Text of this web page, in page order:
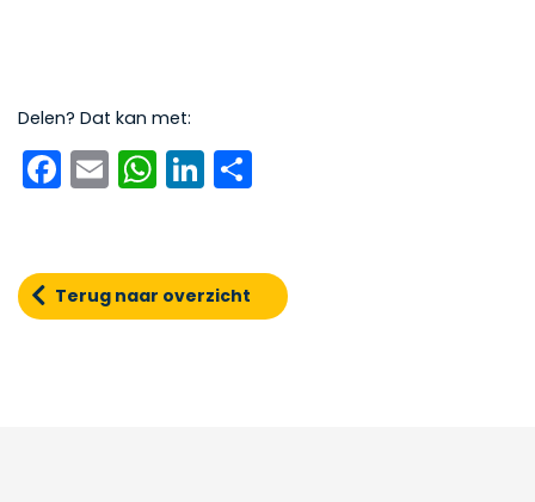
Delen? Dat kan met:
Facebook
EmailWhatsApp
LinkedIn
Terug naar overzicht